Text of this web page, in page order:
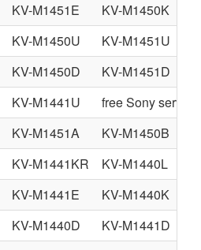
KV-M1451E
KV-M1450K
KV-M1450U
KV-M1451U
KV-M1450D
KV-M1451D
KV-M1441U
free Sony
KV-M1451A
KV-M1450B
KV-M1441KR
KV-M1440L
KV-M1441E
KV-M1440K
KV-M1440D
KV-M1441D